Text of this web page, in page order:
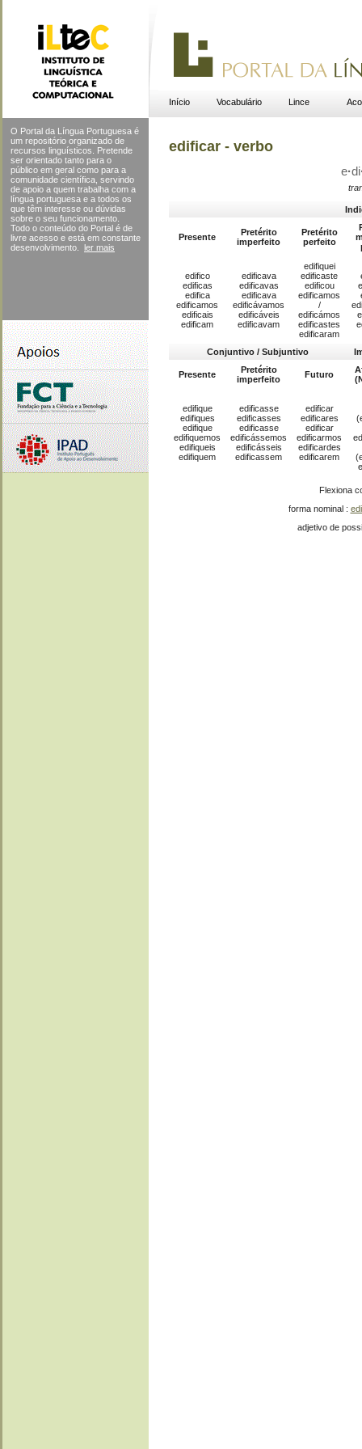
Início Vocabulário Lince
O Portal da Língua Portuguesa é
um repositório organizado de
recursos linguísticos. Pretende
ser orientado tanto para o
público em geral como para a
comunidade científica, servindo
de apoio a quem trabalha com a
língua portuguesa e a todos os
que têm interesse ou dúvidas
sobre o seu funcionamento.
Todo o conteúdo do Portal é de
livre acesso e está em constante
desenvolvimento.
ler mais
edificar - verbo
e·di
Presente
Pretérito
imperfeito
Pretérito
perfeito
edifico
edificas
edifica
edificamos
edificais
edificam
edificava
edificavas
edificava
edificávamos
edificáveis
edificavam
edifiquei
edificaste
edificou
edificamos
/
edificámos
edificastes
edificaram
Conjuntivo / Subjuntivo
Presente
Pretérito
imperfeito
Futuro
edifique
edifiques
edifique
edifiquemos
edifiqueis
edifiquem
edificasse
edificasses
edificasse
edificássemos
edificásseis
edificassem
edificar
edificares
edificar
edificarmos
edificardes
edificarem
Flexiona
forma nominal :
adjetivo de